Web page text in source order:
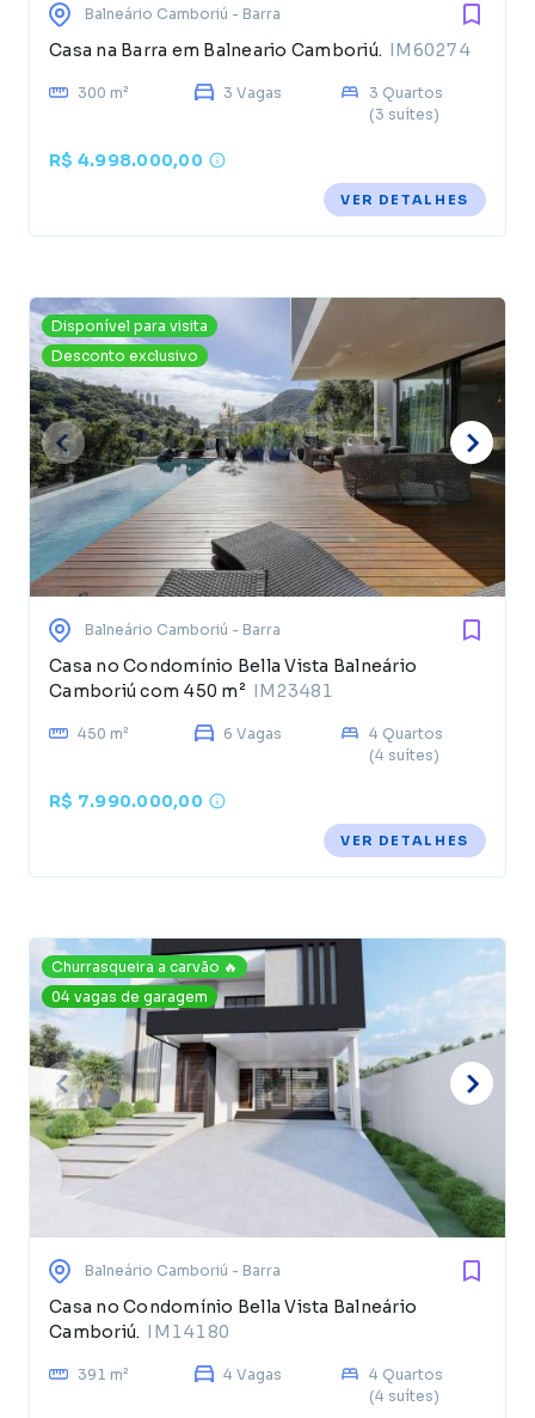
Balneário Camboriú - Barra
Casa na Barra em Balneario Camboriú. IM60274
300 m² 3 Vagas
3 Quartos
(3 suítes)
R$ 4.998.000,00
VER DETALHES
Disponível para visita
Desconto exclusivo
Balneário Camboriú - Barra
Casa no Condomínio Bella Vista Balneário
Camboriú com 450 m² IM23481
450 m² 6 Vagas
4 Quartos
(4 suítes)
R$ 7.990.000,00
VER DETALHES
Churrasqueira a carvão 🔥
04 vagas de garagem
Balneário Camboriú - Barra
Casa no Condomínio Bella Vista Balneário
Camboriú. IM14180
391 m² 4 Vagas
4 Quartos
(4 suítes)